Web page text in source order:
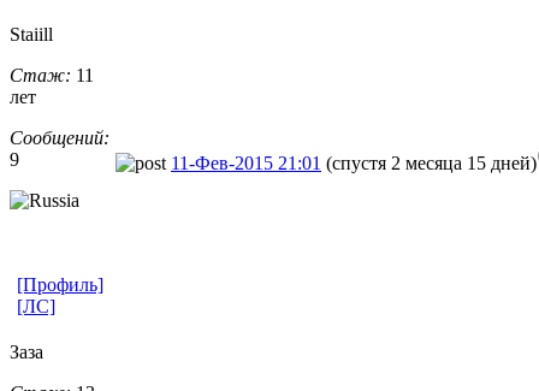
Staiill
Стаж: 11
лет
Сообщений:
9
11-Фев-2015 21:01 (спустя 2 месяца 15 дней)
[Профиль]
[ЛС]
Заза